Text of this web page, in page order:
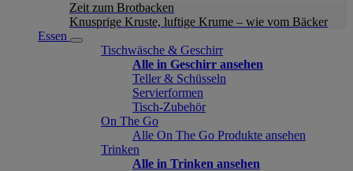
Zeit zum Brotbacken
Knusprige Kruste, luftige Krume – wie vom Bäcker
Essen
Tischwäsche & Geschirr
Alle in Geschirr ansehen
Teller & Schüsseln
Servierformen
Tisch-Zubehör
On The Go
Alle On The Go Produkte ansehen
Trinken
Alle in Trinken ansehen